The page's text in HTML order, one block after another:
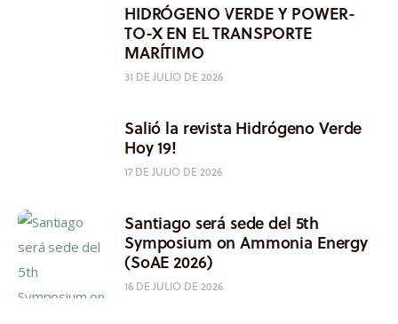
HIDRÓGENO VERDE Y POWER-
TO-X EN EL TRANSPORTE
MARÍTIMO
31 DE JULIO DE 2026
Salió la revista Hidrógeno Verde
Hoy 19!
17 DE JULIO DE 2026
Santiago será sede del 5th
Symposium on Ammonia Energy
(SoAE 2026)
16 DE JULIO DE 2026